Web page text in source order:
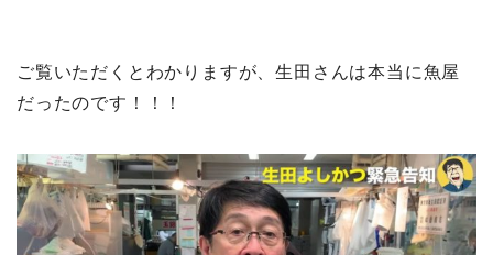
ご覧いただくとわかりますが、生田さんは本当に魚屋
だったのです！！！